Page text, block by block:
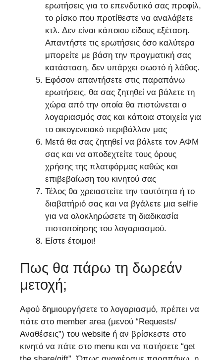
ερωτήσεις για το επενδυτικό σας προφίλ,
το ρίσκο που προτίθεστε να αναλάβετε
κτλ. Δεν είναι κάποιου είδους εξέταση.
Απαντήστε τις ερωτήσεις όσο καλύτερα
μπορείτε με βάση την πραγματική σας
κατάσταση, δεν υπάρχει σωστό ή λάθος.
Εφόσον απαντήσετε στις παραπάνω
ερωτήσεις, θα σας ζητηθεί να βάλετε τη
χώρα από την οποία θα πιστώνεται ο
λογαριασμός σας και κάποια στοιχεία για
το οικογενειακό περιβάλλον μας
Μετά θα σας ζητηθεί να βάλετε τον ΑΦΜ
σας και να αποδεχτείτε τους όρους
χρήσης της πλατφόρμας καθώς και
επιβεβαίωση του κινητού σας
Τέλος θα χρειαστείτε την ταυτότητα ή το
διαβατήριό σας και να βγάλετε μια selfie
για να ολοκληρώσετε τη διαδικασία
πιστοποίησης του λογαριασμού.
Είστε έτοιμοι!
Πως θα πάρω τη δωρεάν
μετοχή;
Αφού δημιουργήσετε το λογαριασμό, πρέπει να
πάτε στο member area (μενού “Requests/
Αναθέσεις”) του website ή αν βρίσκεστε στο
κινητό να πάτε στο menu και να πατήσετε “get